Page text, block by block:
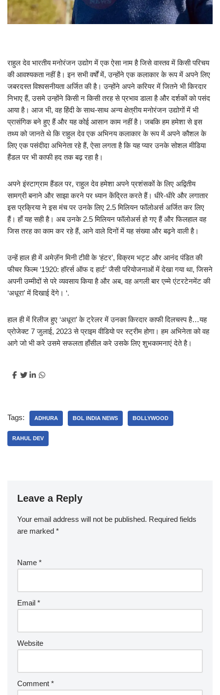
राहुल देव भारतीय मनोरंजन उद्योग में एक ऐसा नाम है जिसे वास्तव में किसी परिचय
की आवश्यकता नहीं है। इन सभी वर्षों में, उन्होंने एक कलाकार के रूप में अपने लिए
जबरदस्त विश्वसनीयता अर्जित की है। उन्होंने अपने करियर में जितने भी किरदार
निभाए हैं, उसमे उन्होंने किसी न किसी तरह से प्रभाव डाला है और दर्शकों को पसंद
आया है। आज भी, वह हिंदी के साथ-साथ अन्य क्षेत्रीय मनोरंजन उद्योगों में भी
प्रासंगिक बने हुए हैं और यह कोई आसान काम नहीं है। जबकि हम हमेशा से इस
तथ्य को जानते थे कि राहुल देव एक अभिनय कलाकार के रूप में अपने कौशल के
लिए एक पसंदीदा अभिनेता रहे हैं, ऐसा लगता है कि यह प्यार उनके सोशल मीडिया
हैंडल पर भी काफी हद तक बढ़ रहा है।
अपने इंस्टाग्राम हैंडल पर, राहुल देव हमेशा अपने प्रशंसकों के लिए अद्वितीय
सामग्री बनाने और साझा करने पर ध्यान केंद्रित करते हैं। धीरे-धीरे और लगातार
इस प्रक्रिया ने इस मंच पर उनके लिए 2.5 मिलियन फॉलोअर्स अर्जित कर लिए
हैं। हाँ यह सही है। अब उनके 2.5 मिलियन फॉलोअर्स हो गए हैं और फिलहाल वह
जिस तरह का काम कर रहे हैं, आने वाले दिनों में यह संख्या और बढ़ने वाली है।
उन्हें हाल ही में अमेज़ॅन मिनी टीवी के ‘हंटर’, विक्रम भट्ट और आनंद पंडित की
फीचर फिल्म ‘1920: हॉरर्स ऑफ द हार्ट’ जैसी परियोजनाओं में देखा गया था, जिसने
अपनी उम्मीदों से परे व्यवसाय किया है और अब, वह अगली बार एम्मे एंटरटेनमेंट की
‘अधूरा’ में दिखाई देंगे। ‘.
हाल ही में रिलीज हुए ‘अधूरा’ के ट्रेलर में उनका किरदार काफी दिलचस्प है…यह
प्रोजेक्ट 7 जुलाई, 2023 से प्राइम वीडियो पर स्ट्रीम होगा। हम अभिनेता को वह
आगे जो भी करे उसमे सफलता हाँसील करे उसके लिए शुभकामनाएं देते है।
Tags: ADHURA BOL INDIA NEWS BOLLYWOOD
RAHUL DEV
Leave a Reply
Your email address will not be published. Required fields
are marked *
Name *
Email *
Website
Comment *